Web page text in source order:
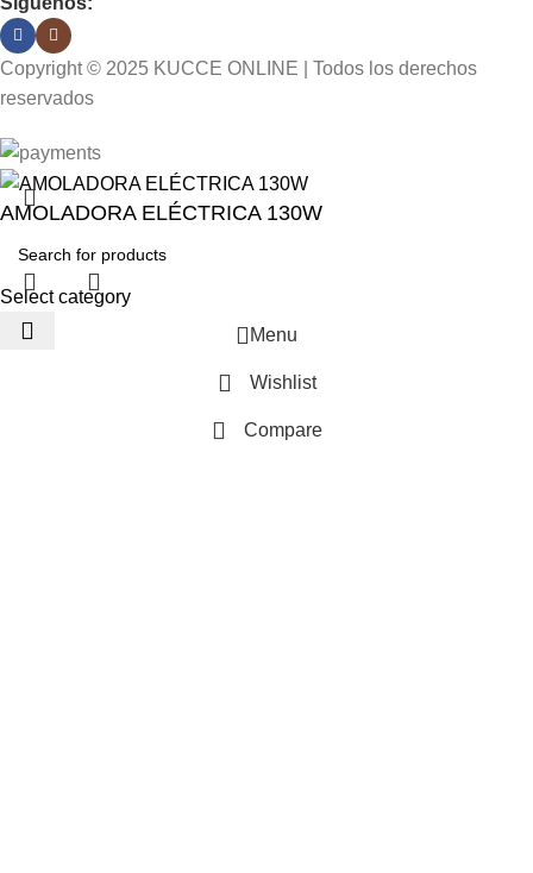
Copyright © 2025 KUCCE ONLINE | Todos los derechos
reservados
Select category
AMOLADORA ELÉCTRICA 130W
Menu
Wishlist
Compare